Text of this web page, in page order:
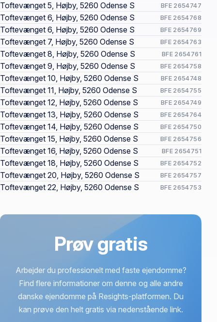
Toftevænget 5, Højby, 5260 Odense S BFE 2654747
Toftevænget 6, Højby, 5260 Odense S BFE 2654768
Toftevænget 6, Højby, 5260 Odense S BFE 2654769
Toftevænget 7, Højby, 5260 Odense S BFE 2654763
Toftevænget 8, Højby, 5260 Odense S BFE 2654761
Toftevænget 9, Højby, 5260 Odense S BFE 2654758
Toftevænget 10, Højby, 5260 Odense S BFE 2654748
Toftevænget 11, Højby, 5260 Odense S BFE 2654755
Toftevænget 12, Højby, 5260 Odense S BFE 2654749
Toftevænget 13, Højby, 5260 Odense S BFE 2654764
Toftevænget 14, Højby, 5260 Odense S BFE 2654750
Toftevænget 15, Højby, 5260 Odense S BFE 2654756
Toftevænget 16, Højby, 5260 Odense S BFE 2654751
Toftevænget 18, Højby, 5260 Odense S BFE 2654752
Toftevænget 20, Højby, 5260 Odense S BFE 2654757
Toftevænget 22, Højby, 5260 Odense S BFE 2654753
Prøv gratis
Arbejder du professionelt med faste ejendomme?
Find flere informationer om denne og alle andre
danske ejendomme på Resights-platformen. Du
kan prøve den helt gratis via nedenstående link.